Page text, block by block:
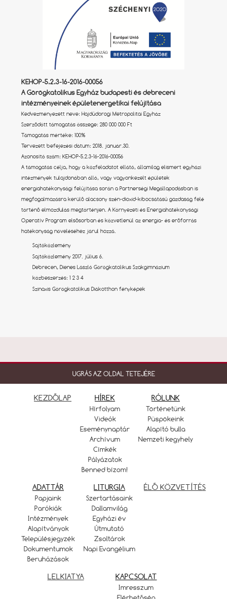
KEHOP-5.2.3-16-2016-00056
A Görögkatolikus Egyház budapesti és debreceni
intézményeinek épületenergetikai felújítása
Kedvezményezett neve: Hajdúdorogi Metropolitai Egyház
Szerződött támogatás összege: 280 000 000 Ft
Támogatás mértéke: 100%
Tervezett befejezési dátum: 2018. január.30.
Azonosító szám: KEHOP-5.2.3-16-2016-00056
A támogatás célja, hogy a közfeladatot ellátó, államilag elismert egyházi
intézmények tulajdonában álló, vagy vagyonkezelt épületek
energiahatékonysági felújítása során a Partnerségi Megállapodásban is
megfogalmazásra kerülő alacsony szén-dioxid-kibocsátású gazdaság felé
történő elmozdulás megtörténjen. A Környezeti és Energiahatékonysági
Operatív Program elsősorban és közvetlenül az energia- és erőforrás
hatékonyság növeléséhez járul hozzá.
Sajtóközlemény
Sajtóközlemény 2017. július 6.
Debrecen, Dienes László Görögkatolikus Szakgimnázium
közbeszerzés:1 2 3 4
Szinaxis Görögkatolikus Diákotthon fényképek
UGRÁS AZ OLDAL TETEJÉRE
KEZDŐLAP HÍREK
Hírfolyam
Videók
Eseménynaptár
Archívum
Címkék
Pályázatok
Benned bízom!
RÓLUNK
Történetünk
Püspökeink
Alapító bulla
Nemzeti kegyhely
ADATTÁR
Papjaink
Parókiák
Intézmények
Alapítványok
Településjegyzék
Dokumentumok
Beruházások
LITURGIA
Szertartásaink
Dallamvilág
Egyházi év
Útmutató
Zsoltárok
Napi Evangélium
ÉLŐ KÖZVETÍTÉS
LELKIATYA KAPCSOLAT
Imresszum
Elérhetőség